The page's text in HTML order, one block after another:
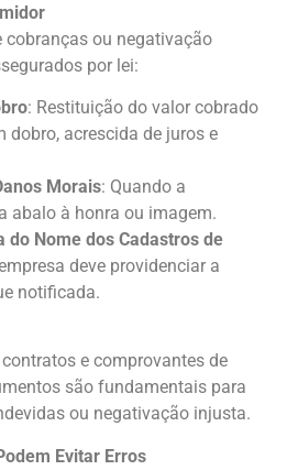
cobranças ou negativação
por lei:
: Restituição do valor cobrado
dobro, acrescida de juros e
Morais: Quando a
abalo à honra ou imagem.
do Nome dos Cadastros de
deve providenciar a
notificada.
e comprovantes de
são fundamentais para
ou negativação injusta.
Evitar Erros